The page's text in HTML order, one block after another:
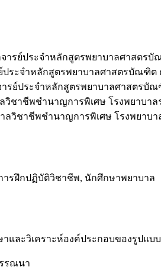
จารย์ประจำหลักสูตรพยาบาลศาสตร
ประจำหลักสูตรพยาบาลศาสตรบัณฑิ
ารย์ประจำหลักสูตรพยาบาลศาสตรบั
วิชาชีพชำนาญการพิเศษ โรงพยาบาล
ลวิชาชีพชำนาญการพิเศษ โรงพยาบา
ารฝึกปฏิบัติวิชาชีพ, นักศึกษาพยาบาล
าและวิเคราะห์องค์ประกอบของรูปแ
รณนา